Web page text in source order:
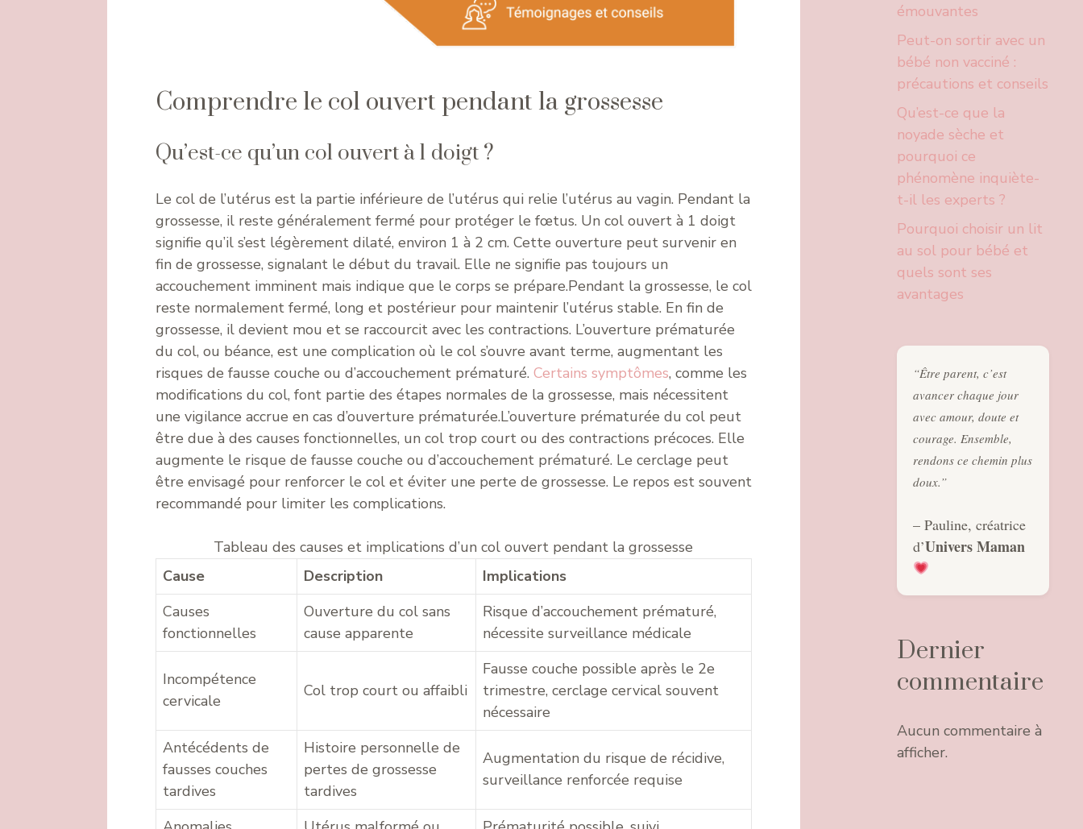
Comprendre le col ouvert pendant la grossesse
Qu’est-ce qu’un col ouvert à 1 doigt ?
Le col de l’utérus est la partie inférieure de l’utérus qui relie l’utérus au vagin. Pendant la
grossesse, il reste généralement fermé pour protéger le fœtus. Un col ouvert à 1 doigt
signifie qu’il s’est légèrement dilaté, environ 1 à 2 cm. Cette ouverture peut survenir en
fin de grossesse, signalant le début du travail. Elle ne signifie pas toujours un
accouchement imminent mais indique que le corps se prépare.Pendant la grossesse, le col
reste normalement fermé, long et postérieur pour maintenir l’utérus stable. En fin de
grossesse, il devient mou et se raccourcit avec les contractions. L’ouverture prématurée
du col, ou béance, est une complication où le col s’ouvre avant terme, augmentant les
risques de fausse couche ou d’accouchement prématuré. Certains symptômes, comme les
modifications du col, font partie des étapes normales de la grossesse, mais nécessitent
une vigilance accrue en cas d’ouverture prématurée.L’ouverture prématurée du col peut
être due à des causes fonctionnelles, un col trop court ou des contractions précoces. Elle
augmente le risque de fausse couche ou d’accouchement prématuré. Le cerclage peut
être envisagé pour renforcer le col et éviter une perte de grossesse. Le repos est souvent
recommandé pour limiter les complications.
Tableau des causes et implications d’un col ouvert pendant la grossesse
Cause
Description
Implications
Causes
fonctionnelles
Ouverture du col sans
cause apparente
Risque d’accouchement prématuré,
nécessite surveillance médicale
Incompétence
cervicale
Col trop court ou affaibli
Fausse couche possible après le 2e
trimestre, cerclage cervical souvent
nécessaire
Antécédents de
fausses couches
tardives
Histoire personnelle de
pertes de grossesse
tardives
Augmentation du risque de récidive,
surveillance renforcée requise
émouvantes
Peut-on sortir avec un
bébé non vacciné :
précautions et conseils
Qu’est-ce que la
noyade sèche et
pourquoi ce
phénomène inquiète-
t-il les experts ?
Pourquoi choisir un lit
au sol pour bébé et
quels sont ses
avantages
“Être parent, c’est
avancer chaque jour
avec amour, doute et
courage. Ensemble,
rendons ce chemin plus
doux.”
– Pauline, créatrice
d’Univers Maman
Dernier
commentaire
Aucun commentaire à
afficher.